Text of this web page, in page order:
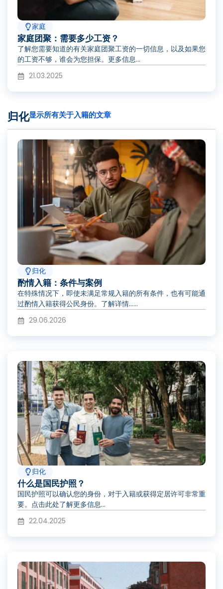
家庭
家庭团聚：需要多少工资？
了解您需要知道的有关家庭团聚工资的一切信息，以及如果您
的工资不够，谁会为您担保。更多信息...
21.03.2025
归化显示所有关于入籍的文章
归化
酌情入籍：条件与案例
在特殊情况下，即使未满足常规入籍的所有条件，也有可能通
过酌情入籍获得公民身份。了解详情……
29.06.2026
归化
什么是国民护照？
国民护照可以确认您的身份，对于入籍或获得定居许可非常重
要。点击此处了解更多信息...
22.04.2025